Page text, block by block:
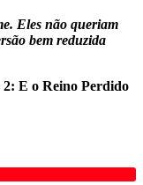
Eles não queriam
bem reduzida
E o Reino Perdido